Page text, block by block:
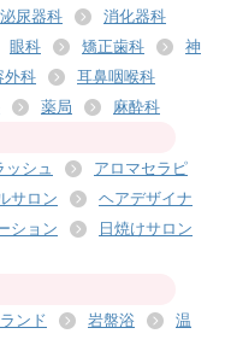
泌尿器科
消化器科
眼科 矯正歯科
神
外科
耳鼻咽喉科
薬局 麻酔科
ッシュ
アロマセラピ
サロン
ヘアデザイナ
ション
日焼けサロン
ンド 岩盤浴
温